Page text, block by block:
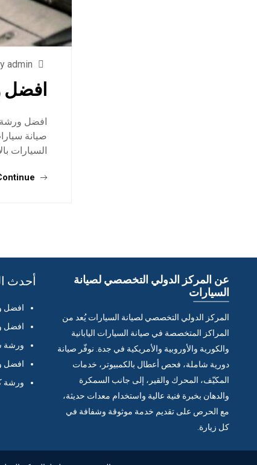
admin
افضل
افضل ورشة
صيانة
السيارات
عن المركز الدولي التخصصي لصيانة
السيارات
المركز الدولي التخصصي لصيانة السيارات يُعد من
المراكز المتخصصة في صيانة السيارات اليابانية
والكورية والأوروبية والأمريكية في جدة. نوفّر صيانة
دورية شاملة، فحص أعطال بالكمبيوتر، خدمات
المكيّف، المحرك والقير، إلى جانب السمكرة
والدهان بخبرة فنية عالية واستخدام معدات حديثة،
مع الحرص على تقديم خدمة موثوقة وشفافة في
كل زيارة.
أحدث
افضل
افضل
ورشة
افضل
ورشة